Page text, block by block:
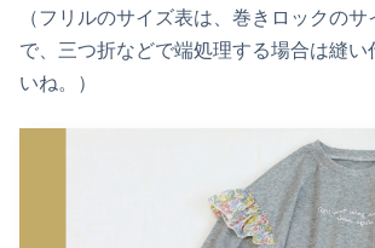
（フリルのサイズ表は、巻きロックの
で、三つ折などで端処理する場合は縫い
いね。）